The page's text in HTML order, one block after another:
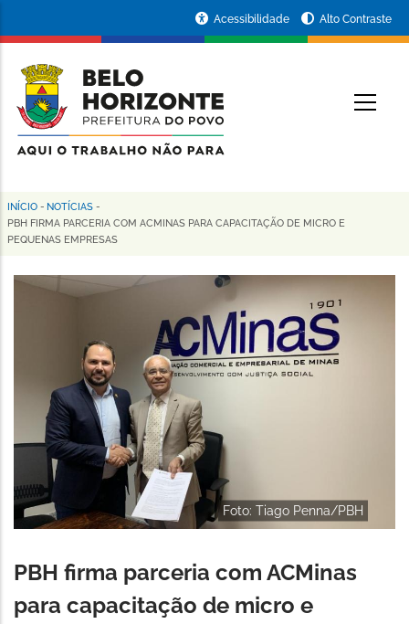
conteúdo
principal
da
Prefeitura
de
Horizonte
Acessibilidade Alto Contraste
Trilha
de
navegação
INÍCIO - NOTÍCIAS -
PBH FIRMA PARCERIA COM ACMINAS PARA CAPACITAÇÃO DE MICRO E
PEQUENAS EMPRESAS
Foto: Tiago Penna/PBH
PBH firma parceria com ACMinas
para capacitação de micro e